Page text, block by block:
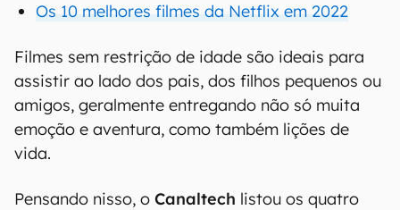
Os 10 melhores filmes da Netflix em 2022
Filmes sem restrição de idade são ideais para
assistir ao lado dos pais, dos filhos pequenos ou
amigos, geralmente entregando não só muita
emoção e aventura, como também lições de
vida.
Pensando nisso, o Canaltech listou os quatro